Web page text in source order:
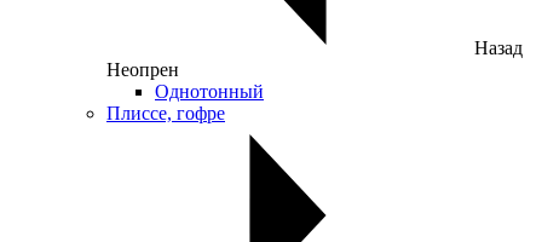
Назад
Неопрен
Однотонный
Плиссе, гофре